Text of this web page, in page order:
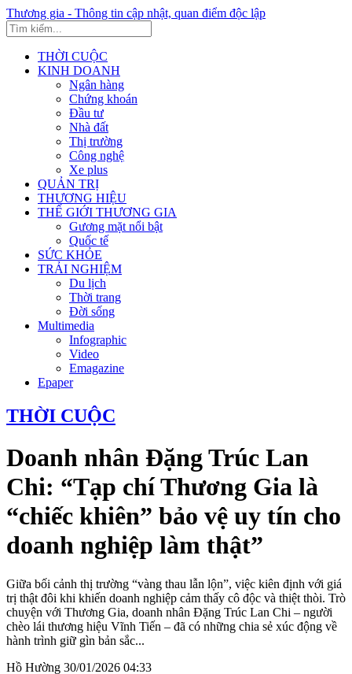
Thương gia - Thông tin cập nhật, quan điểm độc lập
THỜI CUỘC
KINH DOANH
Ngân hàng
Chứng khoán
Đầu tư
Nhà đất
Thị trường
Công nghệ
Xe plus
QUẢN TRỊ
THƯƠNG HIỆU
THẾ GIỚI THƯƠNG GIA
Gương mặt nổi bật
Quốc tế
SỨC KHỎE
TRẢI NGHIỆM
Du lịch
Thời trang
Đời sống
Multimedia
Infographic
Video
Emagazine
Epaper
THỜI CUỘC
Doanh nhân Đặng Trúc Lan
Chi: “Tạp chí Thương Gia là
“chiếc khiên” bảo vệ uy tín cho
doanh nghiệp làm thật”
Giữa bối cảnh thị trường “vàng thau lẫn lộn”, việc kiên định với giá
trị thật đôi khi khiến doanh nghiệp cảm thấy cô độc và thiệt thòi. Trò
chuyện với Thương Gia, doanh nhân Đặng Trúc Lan Chi – người
chèo lái thương hiệu Vĩnh Tiến – đã có những chia sẻ xúc động về
hành trình giữ gìn bản sắc...
Hồ Hường 30/01/2026 04:33